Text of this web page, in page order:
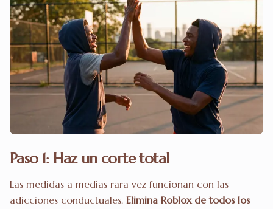
Paso 1: Haz un corte total
Las medidas a medias rara vez funcionan con las
adicciones conductuales. Elimina Roblox de todos los